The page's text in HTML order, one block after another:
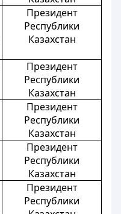
Президент
Республики
Казахстан
Президент
Республики
Казахстан
Президент
Республики
Казахстан
Президент
Республики
Казахстан
Президент
Республики